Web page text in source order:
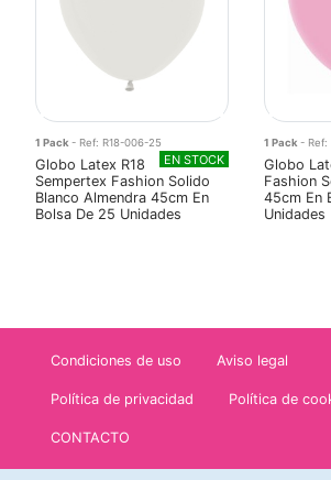
1 Pack- Ref: R18-006-25
EN STOCK
Globo Latex R18
Sempertex Fashion Solido
Blanco Almendra 45cm En
Bolsa De 25 Unidades
1 Pack- Ref:
Globo
Fashion
45cm En
Unidades
Condiciones de uso Aviso legal
Política de privacidad Política de
CONTACTO